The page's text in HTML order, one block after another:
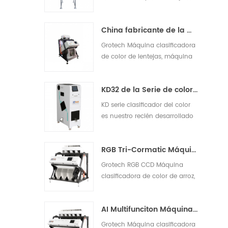
clasificar arroz blanco, arroz
amarillo claro, arroz partido.
China fabricante de la máquina del clasificador de color infrarroja
Grotech Máquina clasificadora
de color de lentejas, máquina
los otros extranjerosLos
materiales fuera, se aplicarán
al trabajo después de la
KD32 de la Serie de color clasificador,clasificador de color de plástico
KD serie clasificador del color
es nuestro recién desarrollado
plástico, arroz y otros
materiales de detección
RGB Tri-Cormatic Máquina clasificadora de color de arroz
Grotech RGB CCD Máquina
clasificadora de color de arroz,
arroz, materiales extraños,
disponibles para grano largo,
AI Multifunciton Máquina clasificadora de color de trigo
Grotech Máquina clasificadora